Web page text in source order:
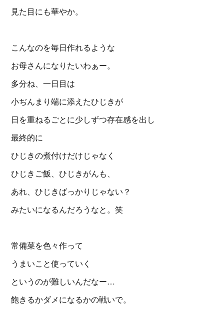
見た目にも華やか。
こんなのを毎日作れるような
お母さんになりたいわぁー。
多分ね、一日目は
小ぢんまり端に添えたひじきが
日を重ねるごとに少しずつ存在感を出し
最終的に
ひじきの煮付けだけじゃなく
ひじきご飯、ひじきがんも、
あれ、ひじきばっかりじゃない？
みたいになるんだろうなと。笑
常備菜を色々作って
うまいこと使っていく
というのが難しいんだなー…
飽きるかダメになるかの戦いで。